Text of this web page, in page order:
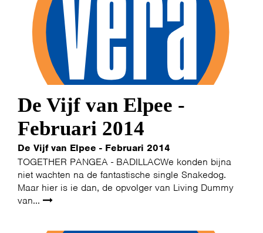
HOMEPROGRAMMA
ARTDIVISIONFOTO’SNIEUWS
INFOWEBSHOPMIJN TICKETS
De Vijf van Elpee -
Februari 2014
De Vijf van Elpee - Februari 2014
TOGETHER PANGEA - BADILLACWe konden bijna
niet wachten na de fantastische single Snakedog.
Maar hier is ie dan, de opvolger van Living Dummy
van...